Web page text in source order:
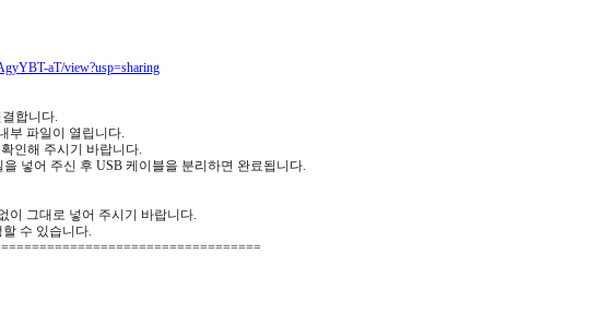
aT/view?usp=sharing
합니다.
부 파일이 열립니다.
인해 주시기 바랍니다.
넣어 주신 후 USB 케이블을 분리하면 완료됩니다.
이 그대로 넣어 주시기 바랍니다.
수 있습니다.